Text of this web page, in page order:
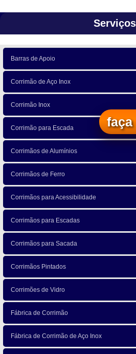
Serviços
Barras de Apoio
Corrimão de Aço Inox
Corrimão Inox
Corrimão para Escada
Corrimãos de Alumínios
Corrimãos de Ferro
Corrimãos para Acessibilidade
Corrimãos para Escadas
Corrimãos para Sacada
Corrimãos Pintados
Corrimões de Vidro
Fábrica de Corrimão
Fábrica de Corrimão de Aço Inox
faça